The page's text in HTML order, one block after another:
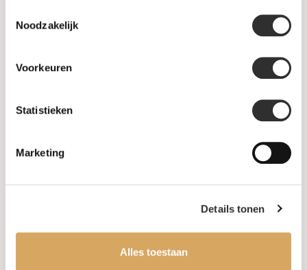
Noodzakelijk
Voorkeuren
Statistieken
Marketing
Details tonen
Alles toestaan
Informatie